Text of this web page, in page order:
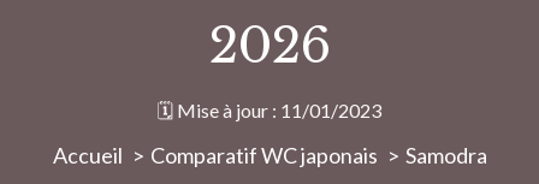
2026
🗓️ Mise à jour : 11/01/2023
Accueil Comparatif WC japonais Samodra